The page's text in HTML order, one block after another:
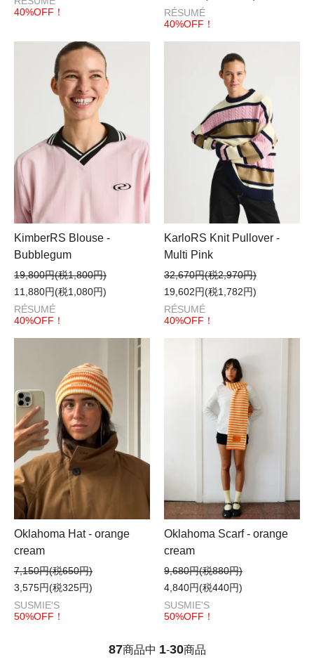
40%OFF！
RÉSUMÉ
40%OFF！
KimberRS Blouse -
Bubblegum
19,800円(税1,800円)
11,880円(税1,080円)
RÉSUMÉ
40%OFF！
KarloRS Knit Pullover -
Multi Pink
32,670円(税2,970円)
19,602円(税1,782円)
RÉSUMÉ
40%OFF！
Oklahoma Hat - orange
cream
7,150円(税650円)
3,575円(税325円)
SUSMIE'S
50%OFF！
Oklahoma Scarf - orange
cream
9,680円(税880円)
4,840円(税440円)
SUSMIE'S
50%OFF！
87商品中 1-30商品